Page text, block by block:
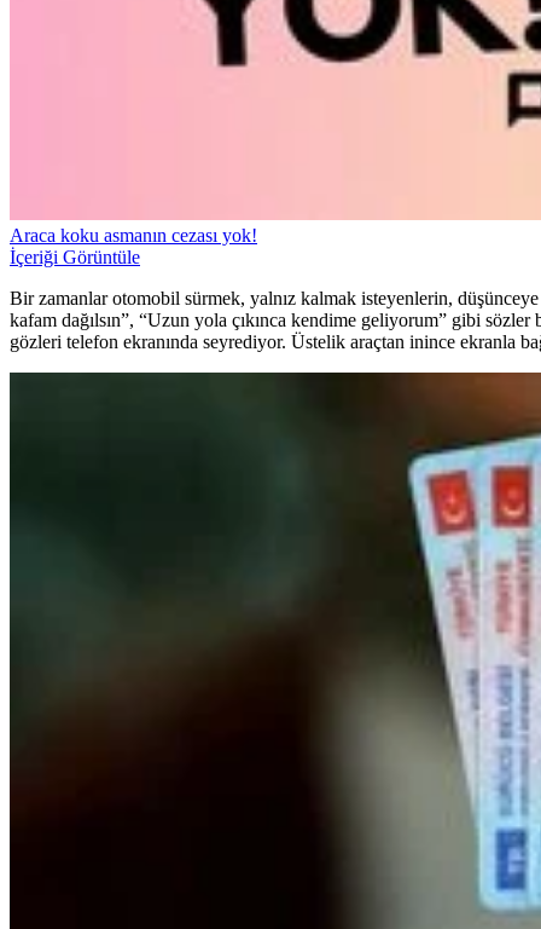
Araca koku asmanın cezası yok!
İçeriği Görüntüle
Bir zamanlar otomobil sürmek, yalnız kalmak isteyenlerin,
kafam dağılsın”, “Uzun yola çıkınca kendime geliyorum” gibi
gözleri telefon ekranında seyrediyor. Üstelik araçtan inince ekranla